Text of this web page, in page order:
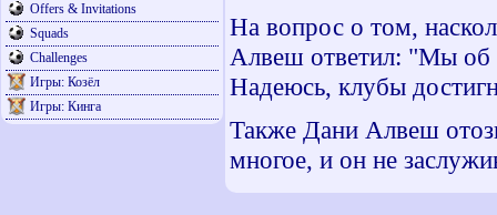
Offers & Invitations
Squads
Challenges
Игры: Козёл
Игры: Кинга
На вопрос о том,
Алвеш ответил: "Мы об
Надеюсь, клубы
Также Дани Алвеш
многое, и он не